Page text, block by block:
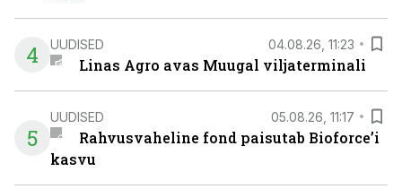
4 UUDISED 04.08.26, 11:23
Linas Agro avas Muugal viljaterminali
5
UUDISED 05.08.26, 11:17
Rahvusvaheline fond paisutab Bioforce’i
kasvu